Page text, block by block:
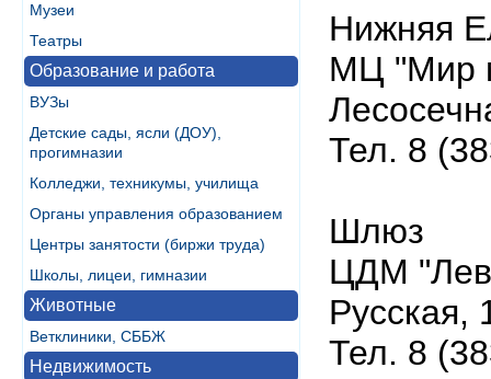
Музеи
Театры
Образование и работа
ВУЗы
Детские сады, ясли (ДОУ),
прогимназии
Колледжи, техникумы, училища
Органы управления образованием
Центры занятости (биржи труда)
Школы, лицеи, гимназии
Животные
Ветклиники, СББЖ
Недвижимость
Нижняя
МЦ "Мир
Тел. 8
Шлюз
ЦДМ
Русская,
Тел. 8